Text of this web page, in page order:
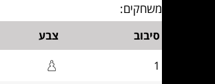
משחקים:
סיבוב צבע
1